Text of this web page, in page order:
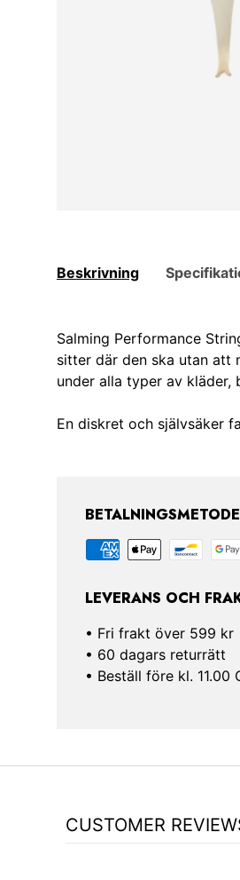
Beskrivning
Salming Performance
sitter där den ska utan att
under alla typer av
LEVERANS OCH
• Fri frakt över 599 kr
• 60 dagars returrätt
• Beställ före kl.
CUSTOMER